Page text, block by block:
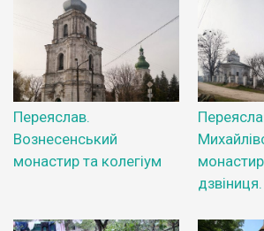
Переяслав.
Вознесенський
монастир та колегіум
дзвіниця.